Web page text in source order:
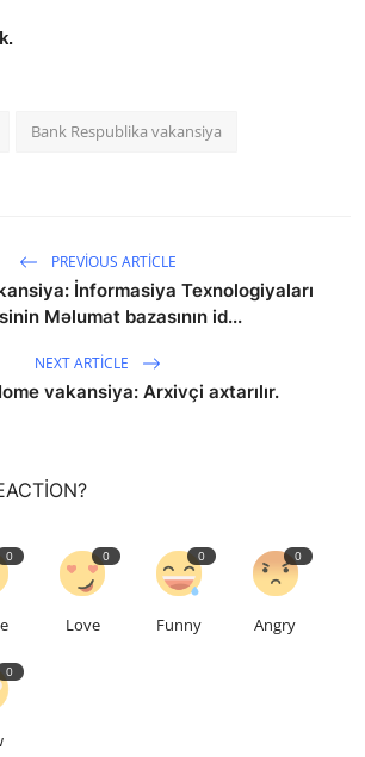
Bank Respublika vakansiya
PREVIOUS ARTICLE
İnformasiya Texnologiyaları
Məlumat bazasının id...
NEXT ARTICLE
vakansiya: Arxivçi axtarılır.
0 0
Love
0
Funny
0
Angry
0